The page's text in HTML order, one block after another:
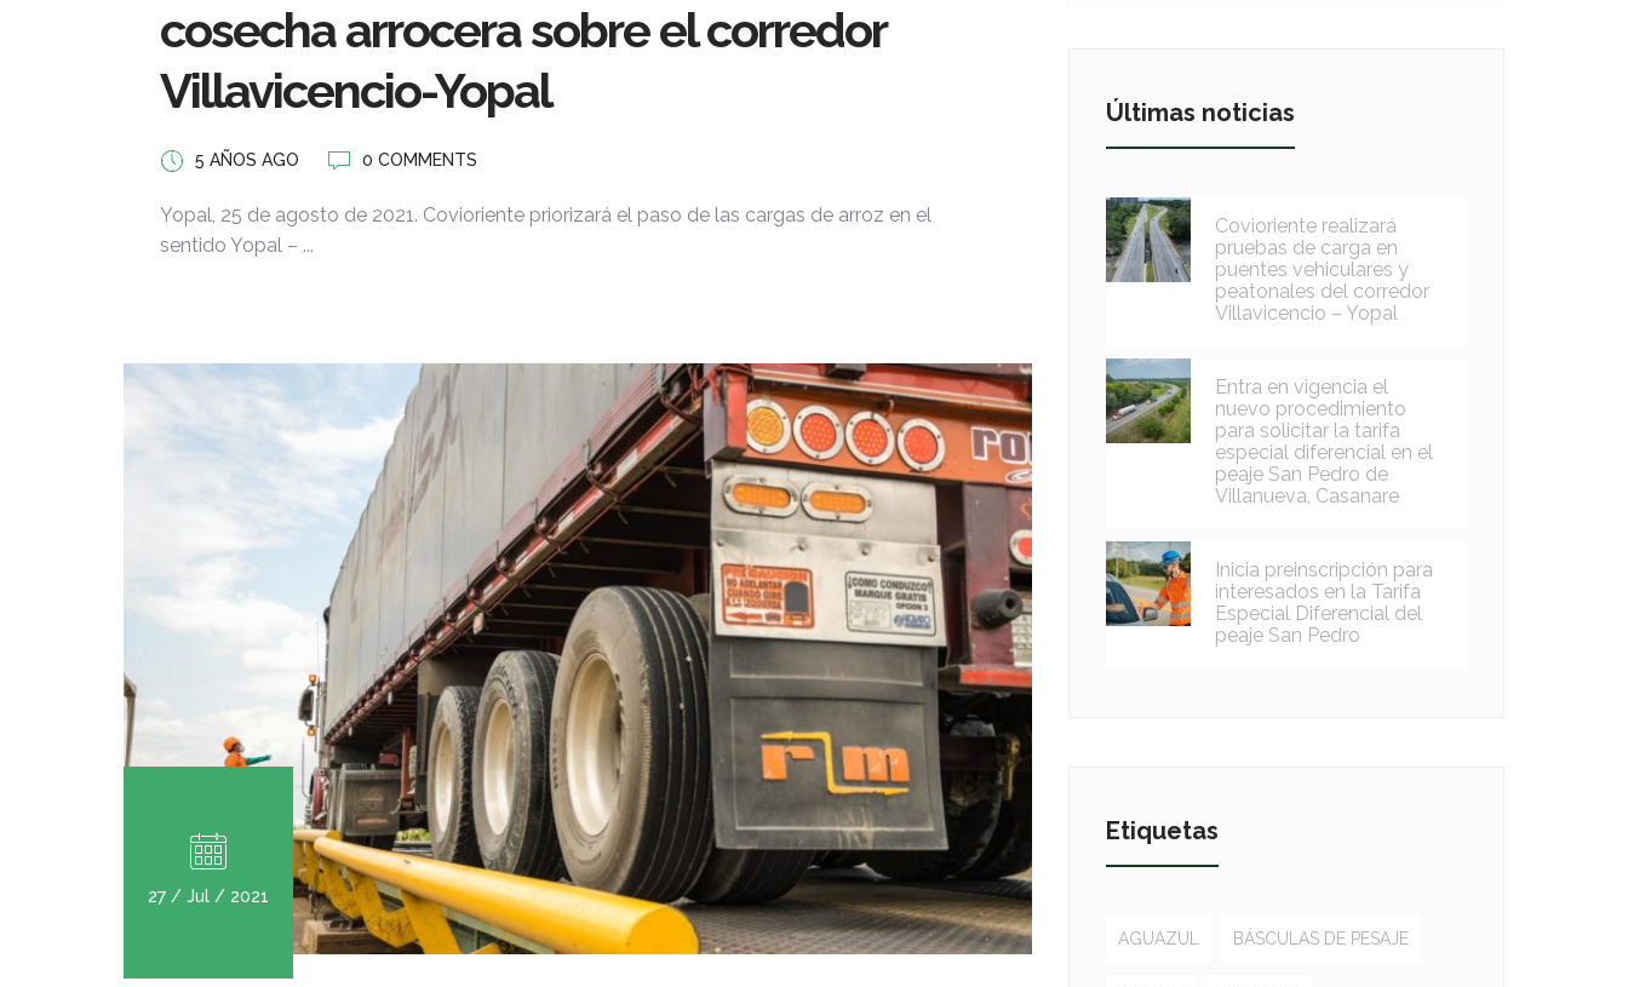
cosecha arrocera sobre el corredor
Villavicencio-Yopal
5 AÑOS AGO 0 COMMENTS
Yopal, 25 de agosto de 2021. Covioriente priorizará el paso de las cargas de arroz en el
sentido Yopal – ...
27 / Jul / 2021
Últimas noticias
Covioriente realizará
pruebas de carga en
puentes vehiculares y
peatonales del corredor
Villavicencio – Yopal
Entra en vigencia el
nuevo procedimiento
para solicitar la tarifa
especial diferencial en el
peaje San Pedro de
Villanueva, Casanare
Inicia preinscripción para
interesados en la Tarifa
Especial Diferencial del
peaje San Pedro
Etiquetas
AGUAZUL BÁSCULAS DE PESAJE